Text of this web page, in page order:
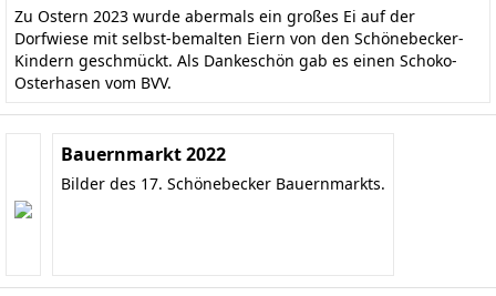
Zu Ostern 2023 wurde abermals ein großes Ei auf der
Dorfwiese mit selbst-bemalten Eiern von den Schönebecker-
Kindern geschmückt. Als Dankeschön gab es einen Schoko-
Osterhasen vom BVV.
Bauernmarkt 2022
Bilder des 17. Schönebecker Bauernmarkts.